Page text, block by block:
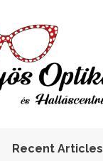
Recent Articles